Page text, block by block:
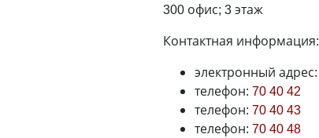
​300 офис; 3 этаж
Контактная информация:
электронный адрес:
телефон: 70 40 42
телефон: 70 40 43
телефон: 70 40 48